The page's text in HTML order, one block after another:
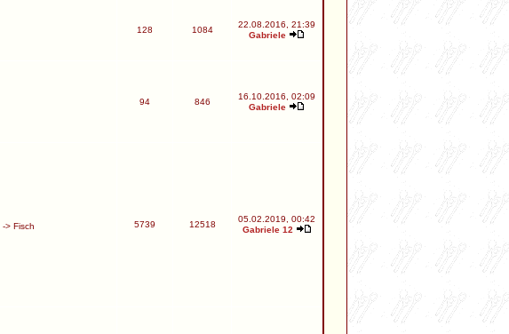
128 1084
22.08.2016, 21:39
Gabriele
94 846
16.10.2016, 02:09
Gabriele
-> Fisch
5739 12518
05.02.2019, 00:42
Gabriele 12